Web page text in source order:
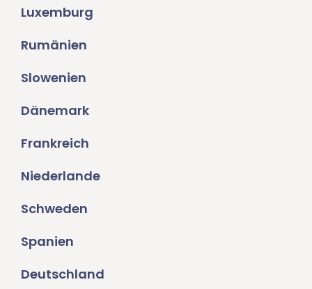
Luxemburg
Rumänien
Slowenien
Dänemark
Frankreich
Niederlande
Schweden
Spanien
Deutschland